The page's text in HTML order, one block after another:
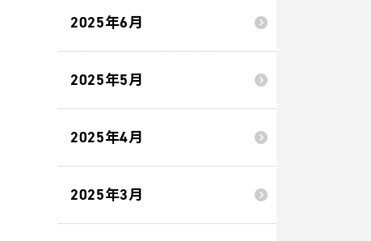
2025年6月
2025年5月
2025年4月
2025年3月